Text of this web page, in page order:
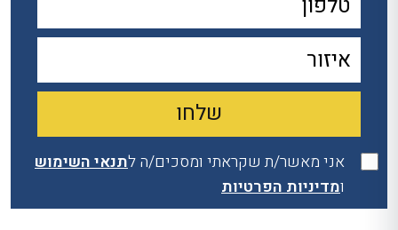
אני מאשר/ת שקראתי ומסכים/ה לתנאי השימוש
ומדיניות הפרטיות